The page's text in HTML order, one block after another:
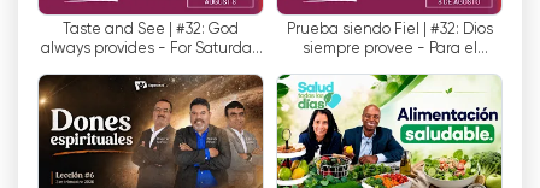
살도록 도와줍니다.
제공합니다. 이러한 프로그램에는 코미디, 영화, 다
큐멘터리, 퀴즈 쇼 등이 포함됩니다. 이러한 프로그
램은 시청자가 예수님의 메시지를 배우면서 편안하
고 즐겁게 시청할 수 있도록 도와줍니다.
Taste and See | #32: God
always provides - For Saturday,
Prueba siendo Fiel | #32: Dios
siempre provee - Para el